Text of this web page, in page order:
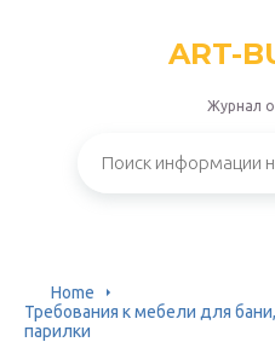
ART-
Журнал о
Home
Требования к мебели для
парилки